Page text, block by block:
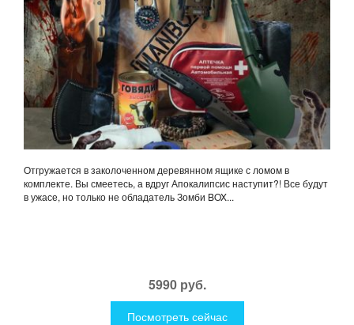
Отгружается в заколоченном деревянном ящике с ломом в
комплекте. Вы смеетесь, а вдруг Апокалипсис наступит?! Все будут
в ужасе, но только не обладатель Зомби BOX...
5990 руб.
Посмотреть сейчас